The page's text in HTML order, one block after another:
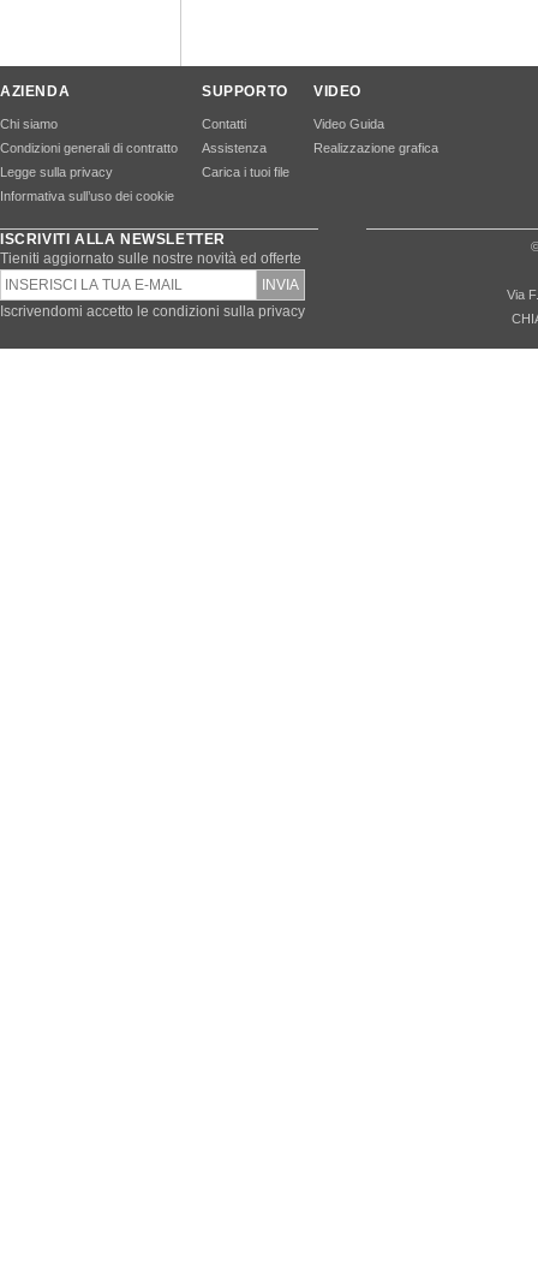
AZIENDA
Chi siamo
Condizioni generali di contratto
Legge sulla privacy
Informativa sull’uso dei cookie
SUPPORTO
Contatti
Assistenza
Carica i tuoi file
VIDEO
Video Guida
Realizzazione grafica
ISCRIVITI ALLA NEWSLETTER
Tieniti aggiornato sulle nostre novità ed offerte
Iscrivendomi accetto le condizioni sulla privacy
Via